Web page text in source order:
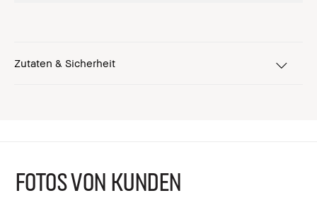
Zutaten & Sicherheit
FOTOS VON KUNDEN